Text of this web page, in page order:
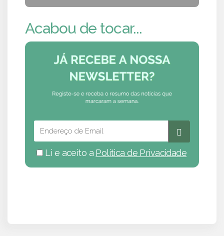
Acabou de tocar...
Li e aceito a Política de Privacidade